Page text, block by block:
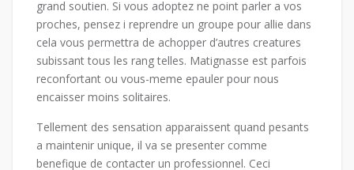
grand soutien. Si vous adoptez ne point parler a vos
proches, pensez i reprendre un groupe pour allie dans
cela vous permettra de achopper d’autres creatures
subissant tous les rang telles. Matignasse est parfois
reconfortant ou vous-meme epauler pour nous
encaisser moins solitaires.
Tellement des sensation apparaissent quand pesants
a maintenir unique, il va se presenter comme
benefique de contacter un professionnel. Ceci